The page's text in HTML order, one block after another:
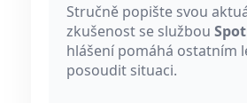
Stručně popište svou
zkušenost se službou
hlášení pomáhá ostatním
posoudit situaci.